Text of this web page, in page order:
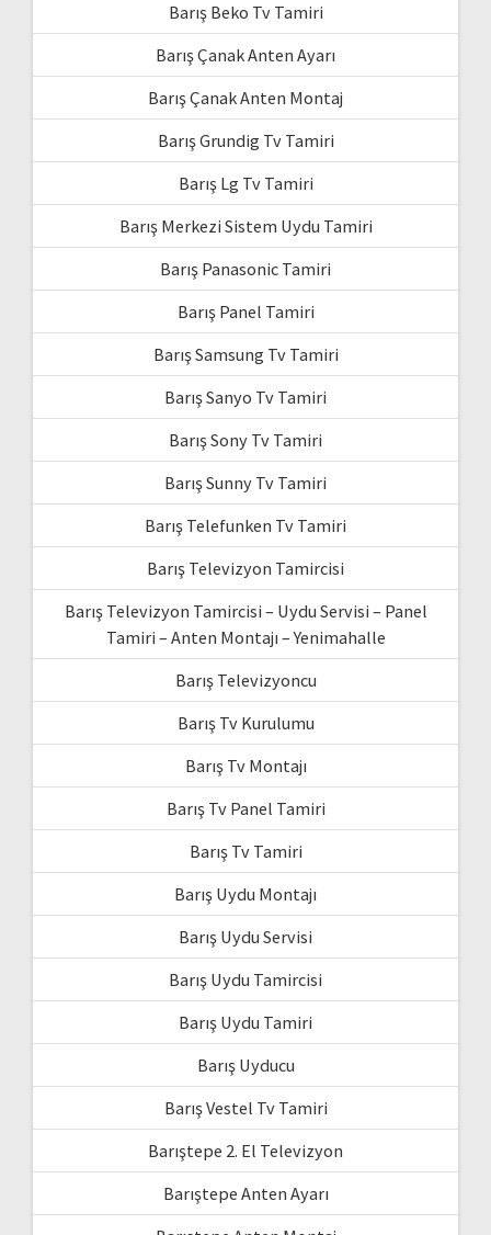
Barış Beko Tv Tamiri
Barış Çanak Anten Ayarı
Barış Çanak Anten Montaj
Barış Grundig Tv Tamiri
Barış Lg Tv Tamiri
Barış Merkezi Sistem Uydu Tamiri
Barış Panasonic Tamiri
Barış Panel Tamiri
Barış Samsung Tv Tamiri
Barış Sanyo Tv Tamiri
Barış Sony Tv Tamiri
Barış Sunny Tv Tamiri
Barış Telefunken Tv Tamiri
Barış Televizyon Tamircisi
Barış Televizyon Tamircisi – Uydu Servisi – Panel
Tamiri – Anten Montajı – Yenimahalle
Barış Televizyoncu
Barış Tv Kurulumu
Barış Tv Montajı
Barış Tv Panel Tamiri
Barış Tv Tamiri
Barış Uydu Montajı
Barış Uydu Servisi
Barış Uydu Tamircisi
Barış Uydu Tamiri
Barış Uyducu
Barış Vestel Tv Tamiri
Barıştepe 2. El Televizyon
Barıştepe Anten Ayarı